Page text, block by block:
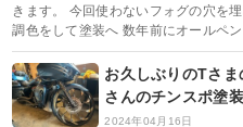
きます。 今回使わないフォグの穴を
調色をして塗装へ 数年前にオールペ
お久しぶりのTさ
さんのチンスポ塗
2024年04月16日